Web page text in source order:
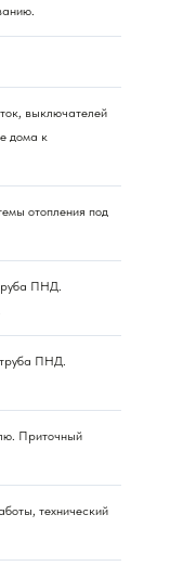
выключателей
дома к
отопления под
ПНД.
ПНД.
Приточный
технический